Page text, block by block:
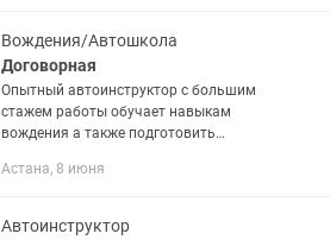
маршруты по...
Вождения/Автошкола
Договорная
Опытный автоинструктор с большим
стажем работы обучает навыкам
вождения а также подготовить
практический экзамен в СПЕЦ.ЦОНе.
Астана, 8 июня
Автоинструктор